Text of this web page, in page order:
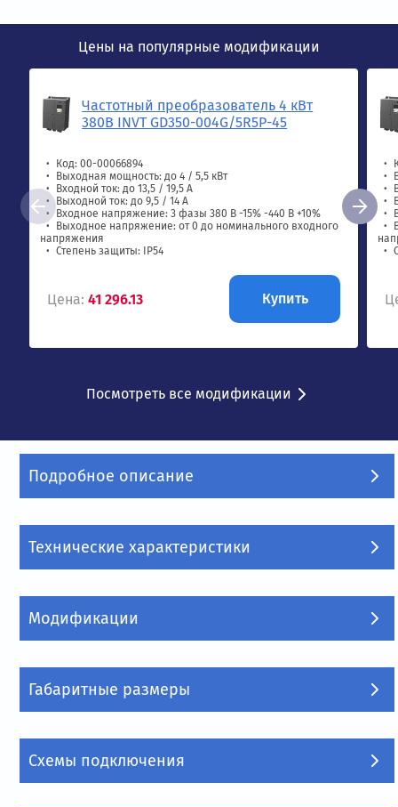
Цены на популярные модификации
Частотный преобразователь 4 кВт
380В INVT GD350-004G/5R5P-45
Код: 00-00066894
Выходная мощность: до 4 / 5,5 кВт
Входной ток: до 13,5 / 19,5 А
Выходной ток: до 9,5 / 14 А
Входное напряжение: 3 фазы 380 В -15% -440 В +10%
Выходное напряжение: от 0 до номинального входного
напряжения
Степень защиты: IP54
Цена: 41 296.13 Купить
Посмотреть все модификации
Подробное описание
Технические характеристики
Модификации
Габаритные размеры
Схемы подключения